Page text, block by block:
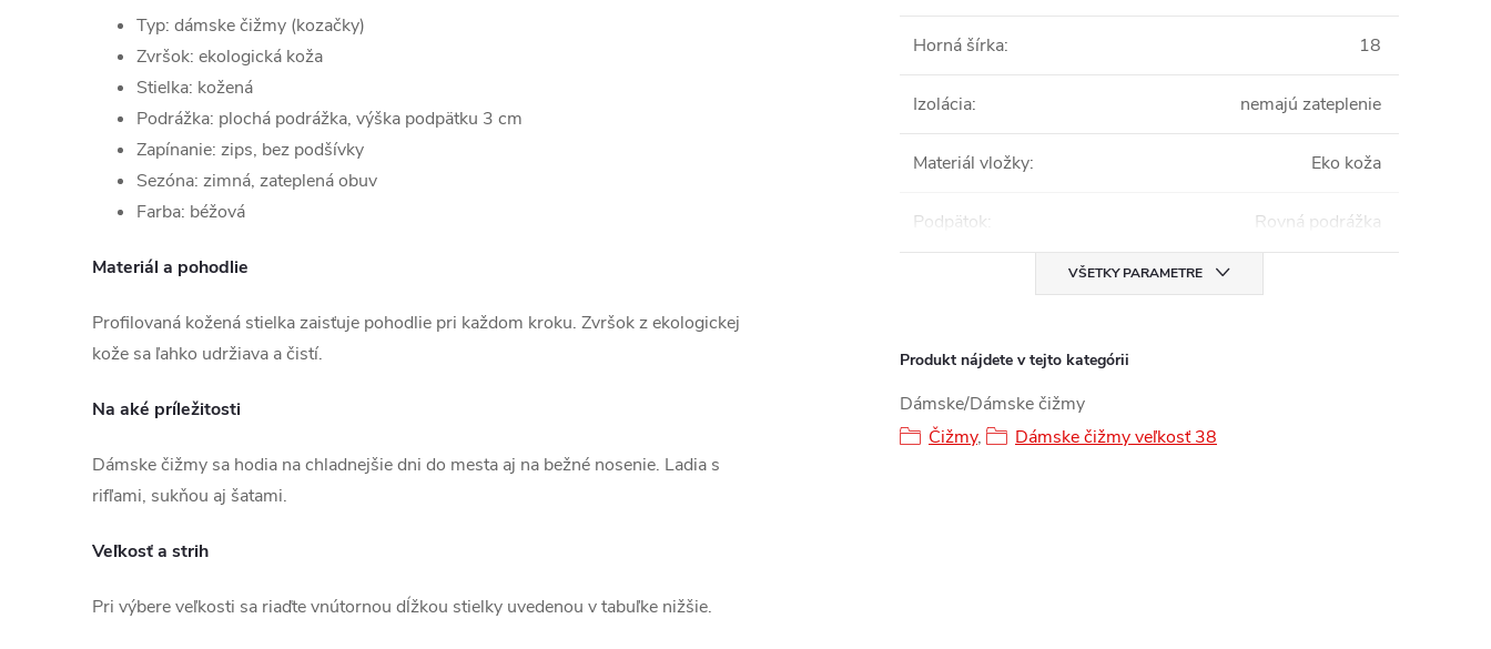
Typ: dámske čižmy (kozačky)
Zvršok: ekologická koža
Stielka: kožená
Podrážka: plochá podrážka, výška podpätku 3 cm
Zapínanie: zips, bez podšívky
Sezóna: zimná, zateplená obuv
Farba: béžová
Materiál a pohodlie
Profilovaná kožená stielka zaisťuje pohodlie pri každom kroku. Zvršok z ekologickej
kože sa ľahko udržiava a čistí.
Na aké príležitosti
Dámske čižmy sa hodia na chladnejšie dni do mesta aj na bežné nosenie. Ladia s
rifľami, sukňou aj šatami.
Veľkosť a strih
Pri výbere veľkosti sa riaďte vnútornou dĺžkou stielky uvedenou v tabuľke nižšie.
Horná šírka: 18
Izolácia: nemajú zateplenie
Materiál vložky: Eko koža
Podpätok: Rovná podrážka
VŠETKY PARAMETRE
Produkt nájdete v tejto kategórii
Dámske/Dámske čižmy
Čižmy, Dámske čižmy veľkosť 38